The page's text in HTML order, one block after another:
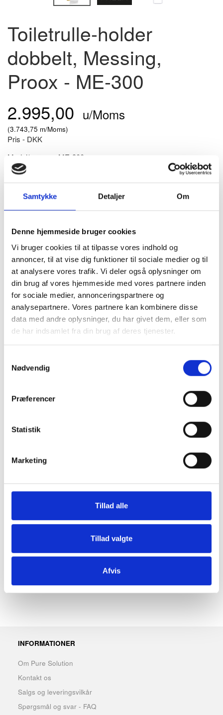
Samtykke Detaljer Om
Denne hjemmeside bruger cookies
Vi bruger cookies til at tilpasse vores indhold og
annoncer, til at vise dig funktioner til sociale medier og til
at analysere vores trafik. Vi deler også oplysninger om
din brug af vores hjemmeside med vores partnere inden
for sociale medier, annonceringspartnere og
analysepartnere. Vores partnere kan kombinere disse
data med andre oplysninger, du har givet dem, eller som
de har indsamlet fra din brug af deres tjenester.
Nødvendig
Præferencer
Statistik
Marketing
Tillad alle
Tillad valgte
Afvis
Toiletrulle-holder
dobbelt, Messing,
Proox - ME-300
2.995,00 u/Moms
(3.743,75 m/Moms)
Pris - DKK
Model/varenr.:
ME-300
På lager
Toiletrulleholder til to ruller toiletpapir i standardsstørrelse -
LÆG I KURV
BESKRIVELSE
Toiletrulle-holder dobbelt, Messing, Proox - ME-300
Dobbelt toiletrulle-holder produceret i rustfri stål og PVD-
behandlet i messing. Denne messing-coating er ekstrem
Flot design - Designet af Proox som har vundet flere priser
Robust stålkvalitet på 1,5 mm tykkelse.
Passer til to toiletruller af standard størrelse - Max 140 mm.
Når den ene rulle er opbrugt løfter man blot op i den lille
metal-skinne på fronten og den næste ruller falder ned på
Usynlig lås - Nøgle medfølger.
Ravplugs og skruer medfølger.
dimensioner: 150x310x140 (BxHxD)
materiale: rustfrit stål, 1.5mm - PVD-behandlet i messing
Findes også i andre farver.
Download montagevejledning / datablad her
INFORMATIONER
Om Pure Solution
Kontakt os
Salgs og leveringsvilkår
Spørgsmål og svar - FAQ